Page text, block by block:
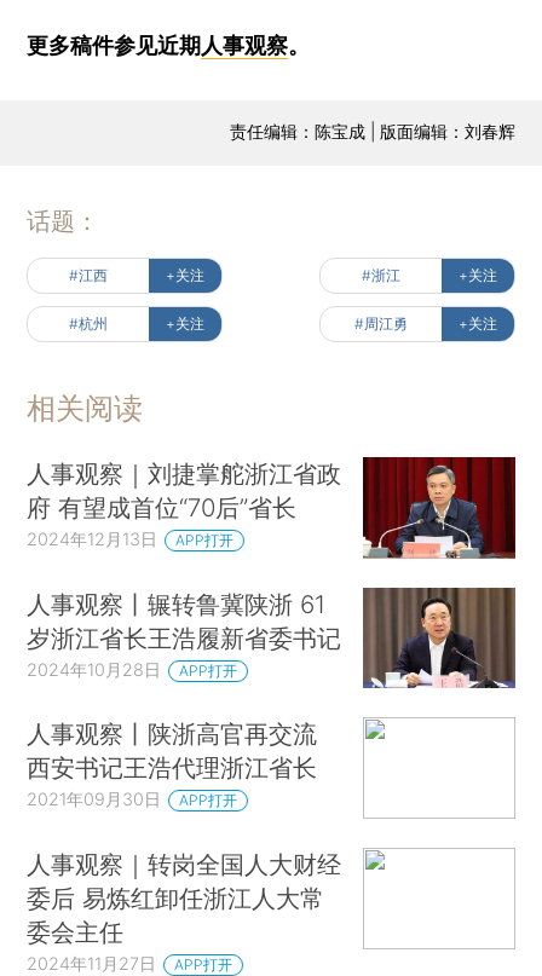
更多稿件参见近期人事观察。
责任编辑：陈宝成 | 版面编辑：刘春辉
话题：
#江西 +关注 #浙江 +关注
#杭州 +关注 #周江勇 +关注
相关阅读
人事观察｜刘捷掌舵浙江省政
府 有望成首位“70后”省长
2024年12月13日 APP打开
人事观察丨辗转鲁冀陕浙 61
岁浙江省长王浩履新省委书记
2024年10月28日 APP打开
人事观察丨陕浙高官再交流
西安书记王浩代理浙江省长
2021年09月30日 APP打开
人事观察｜转岗全国人大财经
委后 易炼红卸任浙江人大常
委会主任
2024年11月27日 APP打开